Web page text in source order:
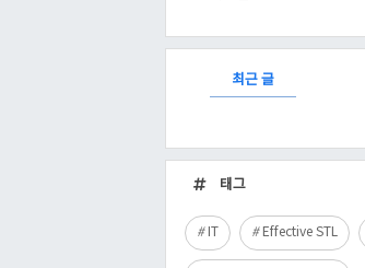
RECENTLY최근 글
근
글
태그
IT Effective STL